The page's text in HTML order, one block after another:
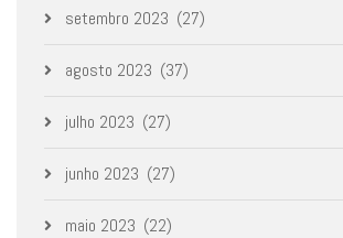
setembro 2023 (27)
agosto 2023 (37)
julho 2023 (27)
junho 2023 (27)
maio 2023 (22)